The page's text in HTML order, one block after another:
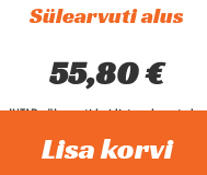
Sülearvuti alus
55,80€
INTAR sülearvuti hoidjat saab asetada...
Lisa korvi